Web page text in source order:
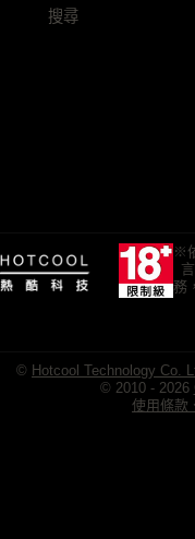
搜尋
※
務
© Hotcool Technology Co.
© 2010 - 2026
使用條款